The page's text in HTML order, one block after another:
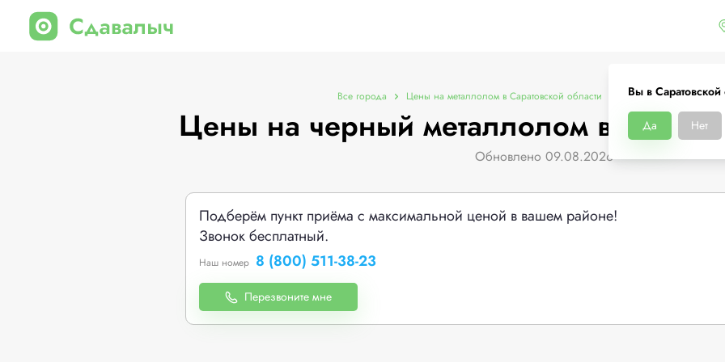
Вы в Саратовской
Да Нет
Все города Цены на металлолом в Саратовской области Цены на черный
Цены на черный металлолом в
Обновлено 09.08.2026
Подберём пункт приёма с максимальной ценой в вашем районе!
Звонок бесплатный.
Наш номер 8 (800) 511-38-23
Перезвоните мне